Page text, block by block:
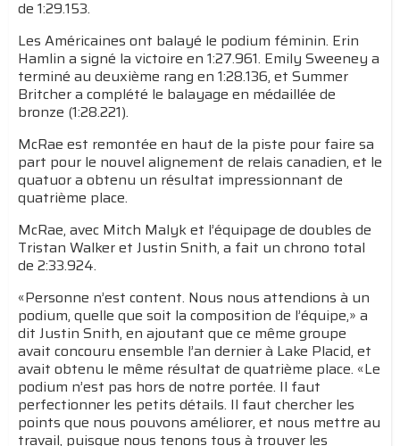
de 1:29.153.
Les Américaines ont balayé le podium féminin. Erin
Hamlin a signé la victoire en 1:27.961. Emily Sweeney a
terminé au deuxième rang en 1:28.136, et Summer
Britcher a complété le balayage en médaillée de
bronze (1:28.221).
McRae est remontée en haut de la piste pour faire sa
part pour le nouvel alignement de relais canadien, et le
quatuor a obtenu un résultat impressionnant de
quatrième place.
McRae, avec Mitch Malyk et l’équipage de doubles de
Tristan Walker et Justin Snith, a fait un chrono total
de 2:33.924.
«Personne n’est content. Nous nous attendions à un
podium, quelle que soit la composition de l’équipe,» a
dit Justin Snith, en ajoutant que ce même groupe
avait concouru ensemble l’an dernier à Lake Placid, et
avait obtenu le même résultat de quatrième place. «Le
podium n’est pas hors de notre portée. Il faut
perfectionner les petits détails. Il faut chercher les
points que nous pouvons améliorer, et nous mettre au
travail, puisque nous tenons tous à trouver les